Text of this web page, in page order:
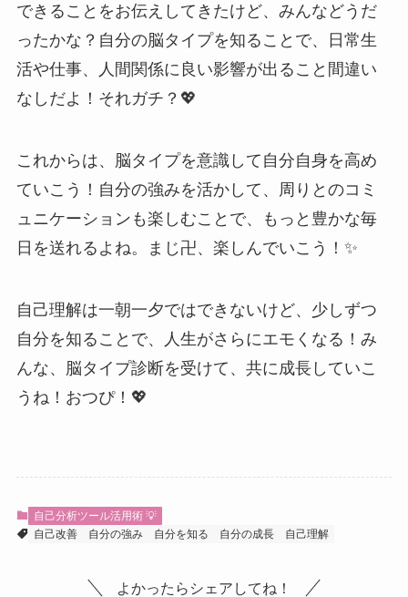
できることをお伝えしてきたけど、みんなどうだ
ったかな？自分の脳タイプを知ることで、日常生
活や仕事、人間関係に良い影響が出ること間違い
なしだよ！それガチ？💖
これからは、脳タイプを意識して自分自身を高め
ていこう！自分の強みを活かして、周りとのコミ
ュニケーションも楽しむことで、もっと豊かな毎
日を送れるよね。まじ卍、楽しんでいこう！✨
自己理解は一朝一夕ではできないけど、少しずつ
自分を知ることで、人生がさらにエモくなる！み
んな、脳タイプ診断を受けて、共に成長していこ
うね！おつぴ！💖
自己分析ツール活用術 💡
自己改善
自分の強み 自分を知る 自分の成長 自己理解
よかったらシェアしてね！